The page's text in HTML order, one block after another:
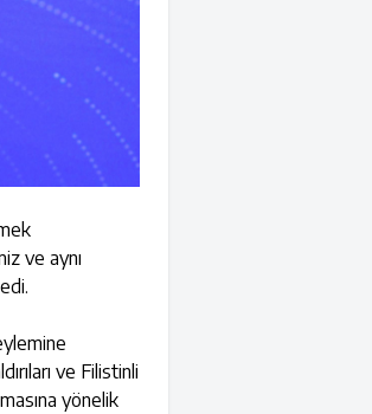
ve aynı
ve Filistinli
yönelik